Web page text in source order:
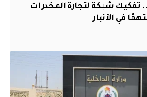
تفكيك شبكة لتجارة المخدرات